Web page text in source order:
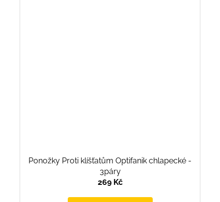
Ponožky Proti klíšťatům Optifanik chlapecké -
3páry
269 Kč